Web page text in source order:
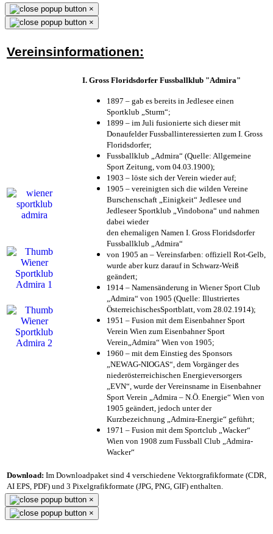
×
×
Vereinsinformationen:
I. Gross Floridsdorfer Fussballklub "Admira"
1897 – gab es bereits in Jedlesee einen
Sportklub „Sturm“;
1899 – im Juli fusionierte sich dieser mit
Donaufelder Fussballinteressierten zum I. Gross
Floridsdorfer;
Fussballklub „Admira“ (Quelle: Allgemeine
Sport Zeitung, vom 04.03.1900);
1903 – löste sich der Verein wieder auf;
1905 – vereinigten sich die wilden Vereine
Burschenschaft „Einigkeit“ Jedlesee und
Jedleseer Sportklub „Vindobona“ und nahmen
dabei wieder
den ehemaligen Namen I. Gross Floridsdorfer
Fussballklub „Admira“
von 1905 an – Vereinsfarben: offiziell Rot-Gelb,
wurde aber kurz darauf in Schwarz-Weiß
geändert;
1914 – Namensänderung in Wiener Sport Club
„Admira“ von 1905 (Quelle: Illustriertes
ÖsterreichischesSportblatt, vom 28.02.1914);
1951 – Fusion mit dem Eisenbahner Sport
Verein Wien zum Eisenbahner Sport
Verein„Admira“ Wien von 1905;
1960 – mit dem Einstieg des Sponsors
„NEWAG-NIOGAS“, dem Vorgänger des
niederösterreichischen Energieversorgers
„EVN“, wurde der Vereinsname in Eisenbahner
Sport Verein „Admira – N.Ö. Energie“ Wien von
1905 geändert, jedoch unter der
Kurzbezeichnung „Admira-Energie“ geführt;
1971 – Fusion mit dem Sportclub „Wacker“
Wien von 1908 zum Fussball Club „Admira-
Wacker“
Download: Im Downloadpaket sind 4 verschiedene Vektorgrafikformate (CDR,
AI EPS, PDF) und 3 Pixelgrafikformate (JPG, PNG, GIF) enthalten.
×
×